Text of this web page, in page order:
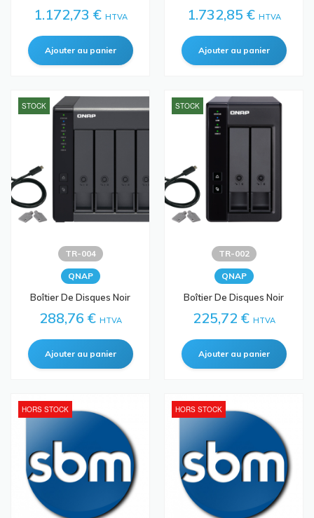
1.172,73 € HTVA 1.732,85 € HTVA
STOCK
TR-004
QNAP
Boîtier De Disques Noir
288,76 € HTVA
STOCK
TR-002
QNAP
Boîtier De Disques Noir
225,72 € HTVA
HORS STOCK HORS STOCK